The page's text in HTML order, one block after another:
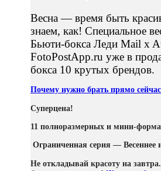
Весна — время быть
знаем, как! Специальное
Бьюти-бокса Леди Mail x
FotoPostApp.ru уже в
бокса 10 крутых брендов.
Почему нужно брать прямо
Суперцена!
11 полноразмерных и мини-
Ограниченная серия — Весеннее
Не откладывай красоту на